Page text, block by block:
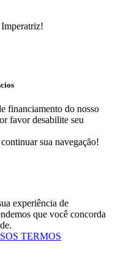
financiamento do nosso
favor desabilite seu
sua navegação!
experiência de
que você concorda
TERMOS